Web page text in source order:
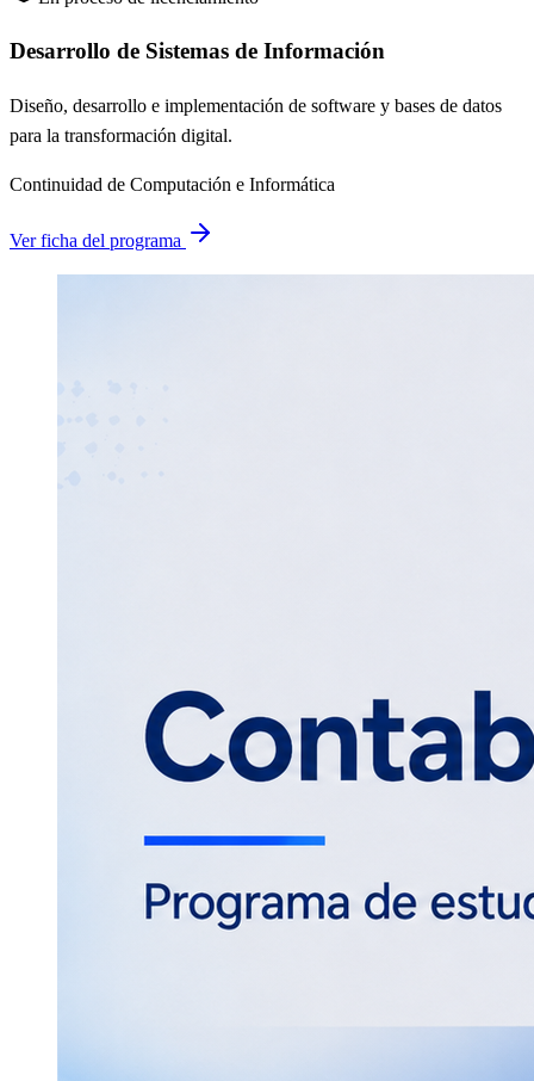
Desarrollo de Sistemas de Información
Diseño, desarrollo e implementación de software y bases de datos
para la transformación digital.
Continuidad de Computación e Informática
Ver ficha del programa